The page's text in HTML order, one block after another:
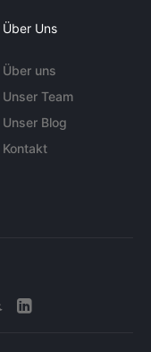
Über Uns
Über uns
Unser Team
Unser Blog
Kontakt